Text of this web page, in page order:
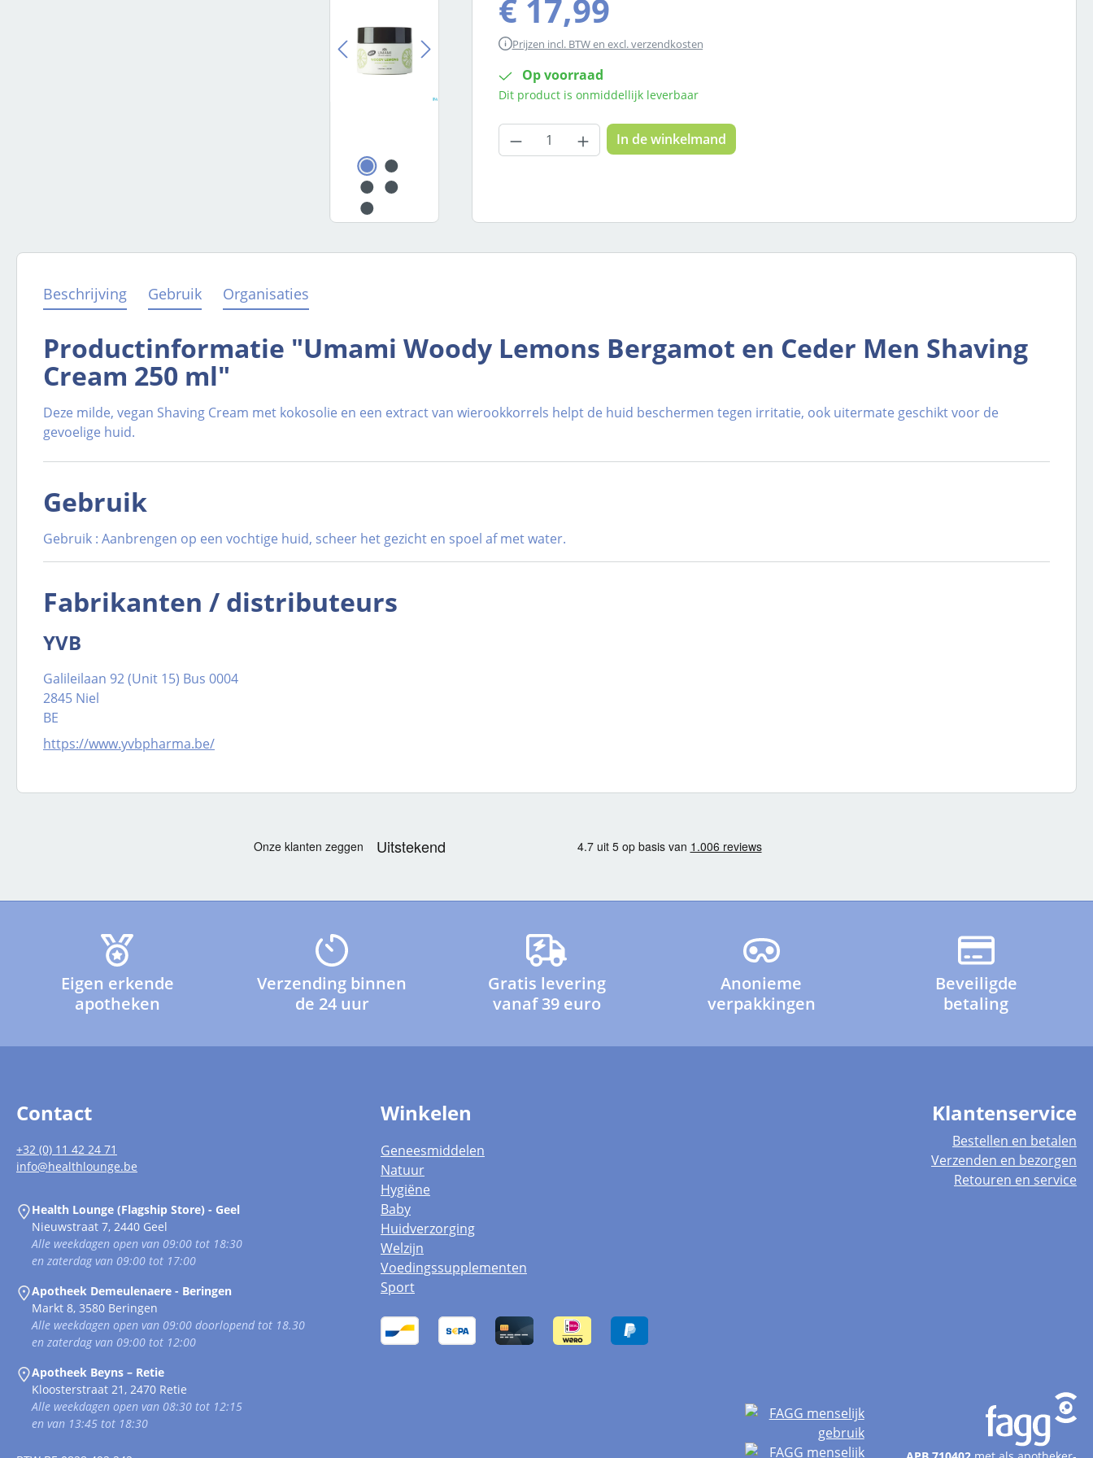
€ 17,99
Prijzen incl. BTW en excl. verzendkosten
Op voorraad
Dit product is onmiddellijk leverbaar
Producthoeveelheid: Voer de gewenste hoeveelheid in of
In de winkelmand
Beschrijving Gebruik Organisaties
Productinformatie "Umami Woody Lemons Bergamot en Ceder Men Shaving
Cream 250 ml"
Deze milde, vegan Shaving Cream met kokosolie en een extract van wierookkorrels helpt de huid beschermen tegen irritatie, ook uitermate geschikt voor de
gevoelige huid.
Gebruik
Gebruik : Aanbrengen op een vochtige huid, scheer het gezicht en spoel af met water.
Fabrikanten / distributeurs
YVB
Galileilaan 92 (Unit 15) Bus 0004
2845 Niel
BE
https://www.yvbpharma.be/
Eigen erkende
apotheken
Verzending binnen
de 24 uur
Gratis levering
vanaf 39 euro
Anonieme
verpakkingen
Beveiligde
betaling
Contact
+32 (0) 11 42 24 71
info@healthlounge.be
Health Lounge (Flagship Store) - Geel
Nieuwstraat 7, 2440 Geel
Alle weekdagen open van 09:00 tot 18:30
en zaterdag van 09:00 tot 17:00
Apotheek Demeulenaere - Beringen
Markt 8, 3580 Beringen
Alle weekdagen open van 09:00 doorlopend tot 18.30
en zaterdag van 09:00 tot 12:00
Apotheek Beyns – Retie
Kloosterstraat 21, 2470 Retie
Alle weekdagen open van 08:30 tot 12:15
en van 13:45 tot 18:30
Winkelen
Geneesmiddelen
Natuur
Hygiëne
Baby
Huidverzorging
Welzijn
Voedingssupplementen
Sport
Klantenservice
Bestellen en betalen
Verzenden en bezorgen
Retouren en service